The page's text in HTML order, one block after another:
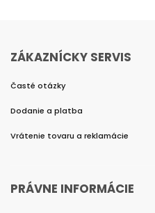
ZÁKAZNÍCKY SERVIS
Časté otázky
Dodanie a platba
Vrátenie tovaru a reklamácie
PRÁVNE INFORMÁCIE